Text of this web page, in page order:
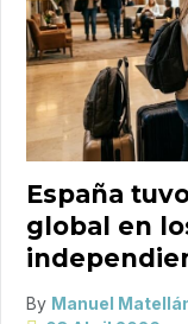
España
global en
By Manuel